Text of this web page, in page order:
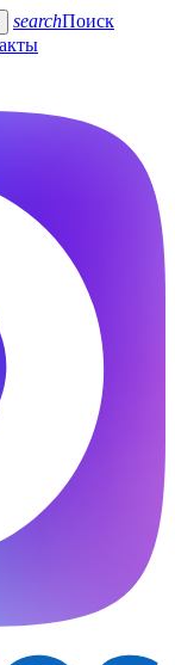
searchПоиск